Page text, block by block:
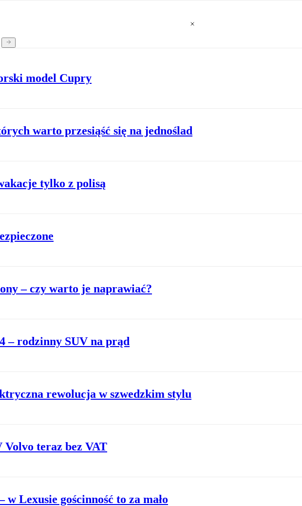
model Cupry
warto przesiąść się na jednoślad
tylko z polisą
– czy warto je naprawiać?
– rodzinny SUV na prąd
rewolucja w szwedzkim stylu
teraz bez VAT
w Lexusie gościnność to za mało